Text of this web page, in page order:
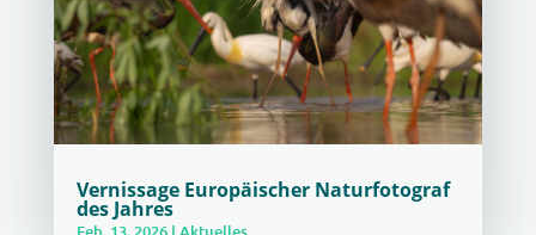
Vernissage Europäischer Naturfotograf
des Jahres